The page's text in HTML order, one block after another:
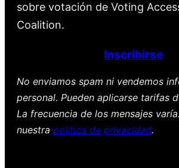
sobre votación de Voting
Coalition.
Inscribirse
No enviamos spam ni vendemos
personal. Pueden aplicarse tarifas
La frecuencia de los mensajes
nuestra política de privacidad.